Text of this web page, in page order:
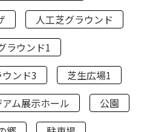
人工芝グラウンド
ラウンド1
ンド3
芝生広場1
ム展示ホール
公園